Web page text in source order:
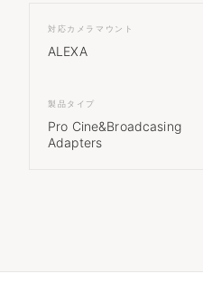
対応カメラマウント
ALEXA
製品タイプ
Pro Cine&Broadcasing
Adapters